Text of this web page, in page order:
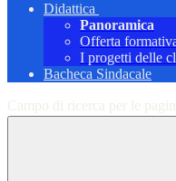
Didattica
Panoramica
Offerta
I progetti delle
Bacheca Sindacale
Campo di ricerca per le